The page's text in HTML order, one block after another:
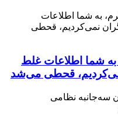
شما اطلاعات غلط
نمی‌کردیم، قحطی می‌شد